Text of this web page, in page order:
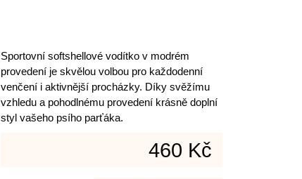
Sportovní softshellové vodítko v modrém
provedení je skvělou volbou pro každodenní
venčení i aktivnější procházky. Díky svěžímu
vzhledu a pohodlnému provedení krásně doplní
styl vašeho psího parťáka.
460 Kč